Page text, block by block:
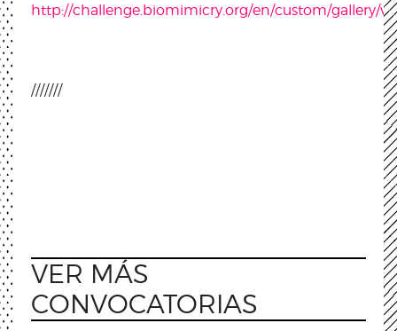
http://challenge.biomimicry.org/en/custom/gallery/
///////
VER MÁS
CONVOCATORIAS